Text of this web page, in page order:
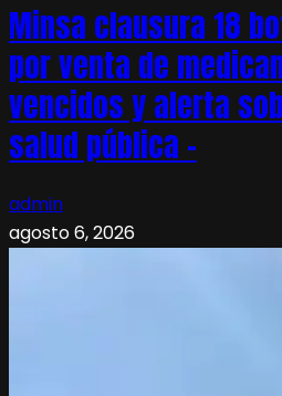
Minsa clausura 18
por venta de
vencidos y alerta
salud pública –
admin
agosto 6, 2026